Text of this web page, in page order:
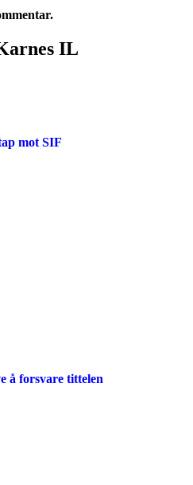
IL
mot SIF
å forsvare tittelen